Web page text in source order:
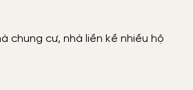
chung cư, nhà liền kề nhiều hộ